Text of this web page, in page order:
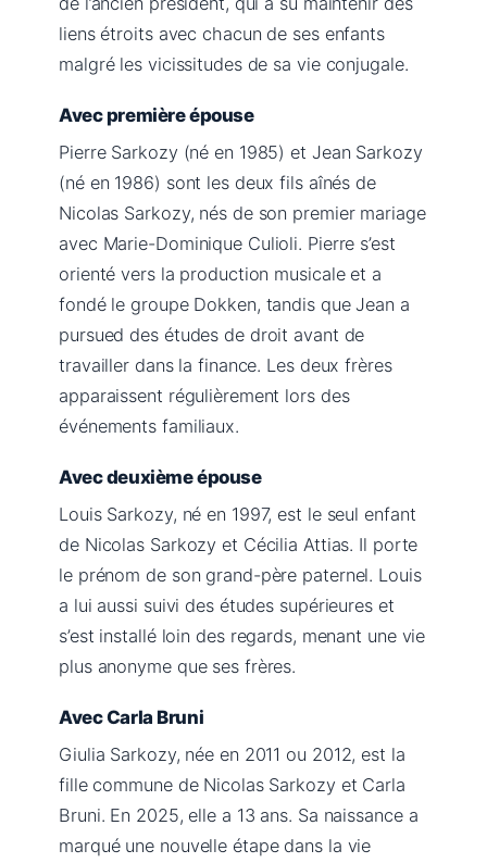
liens étroits avec chacun de ses enfants
malgré les vicissitudes de sa vie conjugale.
Avec première épouse
Pierre Sarkozy (né en 1985) et Jean Sarkozy
(né en 1986) sont les deux fils aînés de
Nicolas Sarkozy, nés de son premier mariage
avec Marie-Dominique Culioli. Pierre s’est
orienté vers la production musicale et a
fondé le groupe Dokken, tandis que Jean a
pursued des études de droit avant de
travailler dans la finance. Les deux frères
apparaissent régulièrement lors des
événements familiaux.
Avec deuxième épouse
Louis Sarkozy, né en 1997, est le seul enfant
de Nicolas Sarkozy et Cécilia Attias. Il porte
le prénom de son grand-père paternel. Louis
a lui aussi suivi des études supérieures et
s’est installé loin des regards, menant une vie
plus anonyme que ses frères.
Avec Carla Bruni
Giulia Sarkozy, née en 2011 ou 2012, est la
fille commune de Nicolas Sarkozy et Carla
Bruni. En 2025, elle a 13 ans. Sa naissance a
marqué une nouvelle étape dans la vie